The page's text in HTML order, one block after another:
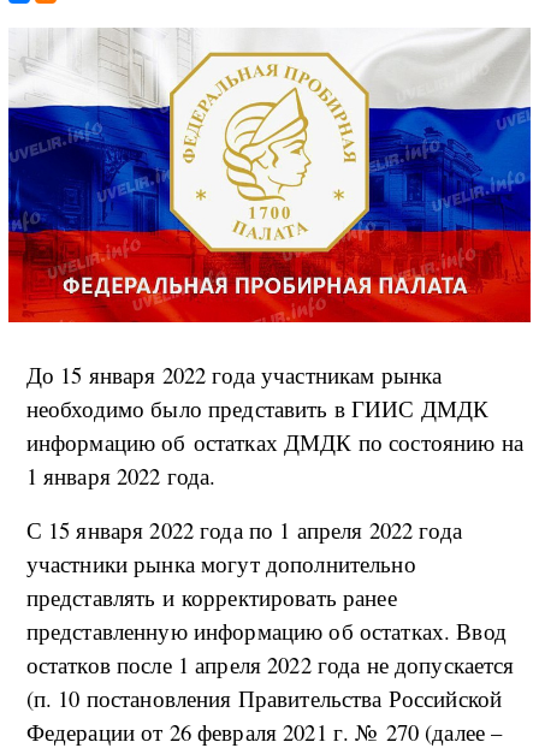
До 15 января 2022 года участникам рынка
необходимо было представить в ГИИС ДМДК
информацию об остатках ДМДК по состоянию на
1 января 2022 года.
С 15 января 2022 года по 1 апреля 2022 года
участники рынка могут дополнительно
представлять и корректировать ранее
представленную информацию об остатках. Ввод
остатков после 1 апреля 2022 года не допускается
(п. 10 постановления Правительства Российской
Федерации от 26 февраля 2021 г. № 270 (далее –